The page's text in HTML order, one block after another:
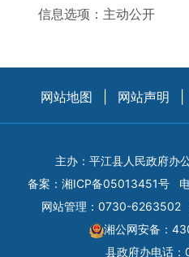
信息选项：主动公开
网站地图 网站声明
主办：平江县人民政府办
备案： 湘ICP备05013451号
网站管理：0730-6263502
湘公网安备：
县政府办电话